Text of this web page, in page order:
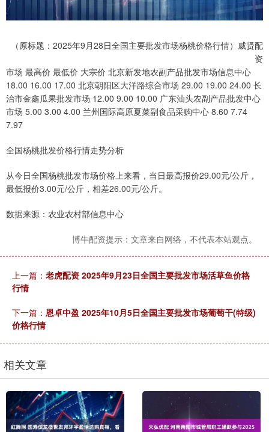
（原标题：2025年9月28日全国主要批发市场杨桃价格行情）威贤配
资
市场 最高价 最低价 大宗价 北京新发地农副产品批发市场信息中心
18.00 16.00 17.00 北京朝阳区大洋路综合市场 29.00 19.00 24.00 长
治市金鑫瓜果批发市场 12.00 9.00 10.00 广东汕头农副产品批发中心
市场 5.00 3.00 4.00 兰州国际高原夏菜副食品采购中心 8.60 7.74
7.97
全国杨桃批发价格行情走势分析
从今日全国杨桃批发市场价格上来看，当日最高报价29.00元/公斤，
最低报价3.00元/公斤，相差26.00元/公斤。
数据来源：农业农村部信息中心
博牛配资提示：文章来自网络，不代表本站观点。
上一篇： 老虎配资 2025年9月23日全国主要批发市场活草鱼价格
行情
下一篇： 恩卓中盈 2025年10月5日全国主要批发市场葡萄干(特级)
价格行情
相关文章